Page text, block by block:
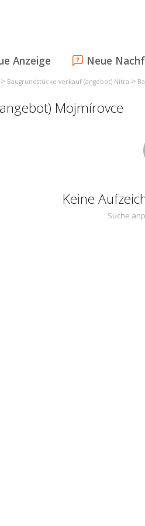
Anzeige Neue
> Baugrundstücke verkauf (angebot) Nitra >
Mojmírovce
Keine
Suche